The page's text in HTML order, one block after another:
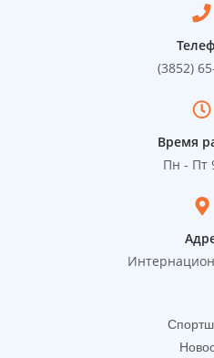
(3852)
Время
Пн - Пт